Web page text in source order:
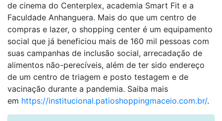
de cinema do Centerplex, academia Smart Fit e a
Faculdade Anhanguera. Mais do que um centro de
compras e lazer, o shopping center é um equipamento
social que já beneficiou mais de 160 mil pessoas com
suas campanhas de inclusão social, arrecadação de
alimentos não-perecíveis, além de ter sido endereço
de um centro de triagem e posto testagem e de
vacinação durante a pandemia. Saiba mais
em https://institucional.patioshoppingmaceio.com.br/.